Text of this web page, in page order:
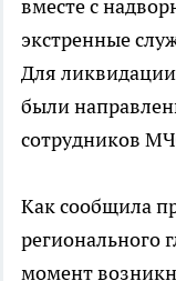
вместе с
экстренные
Для
были
сотрудников
Как сообщила
регионального
момент